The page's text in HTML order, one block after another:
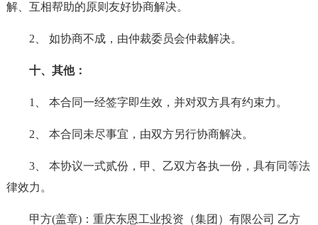
解、互相帮助的原则友好协商解决。
2、 如协商不成，由仲裁委员会仲裁解决。
十、其他：
1、 本合同一经签字即生效，并对双方具有约束力。
2、 本合同未尽事宜，由双方另行协商解决。
3、 本协议一式贰份，甲、乙双方各执一份，具有同等法
律效力。
甲方(盖章)：重庆东恩工业投资（集团）有限公司 乙方